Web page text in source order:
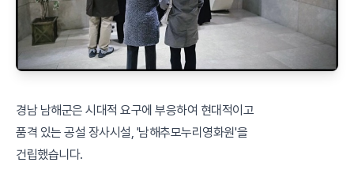
경남 남해군은 시대적 요구에 부응하여 현대적이고
품격 있는 공설 장사시설, '남해추모누리영화원'을
건립했습니다.